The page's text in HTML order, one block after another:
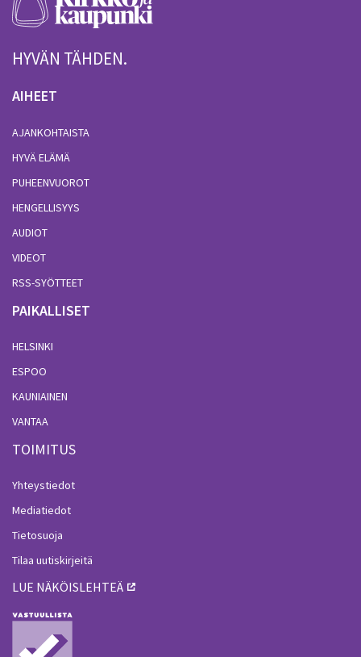
HYVÄN TÄHDEN.
AIHEET
AJANKOHTAISTA
HYVÄ ELÄMÄ
PUHEENVUOROT
HENGELLISYYS
AUDIOT
VIDEOT
RSS-SYÖTTEET
PAIKALLISET
HELSINKI
ESPOO
KAUNIAINEN
VANTAA
TOIMITUS
Yhteystiedot
Mediatiedot
Tietosuoja
Tilaa uutiskirjeitä
LUE NÄKÖISLEHTEÄ